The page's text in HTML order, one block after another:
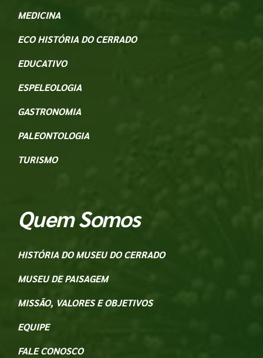
MEDICINA
ECO HISTÓRIA DO CERRADO
EDUCATIVO
ESPELEOLOGIA
GASTRONOMIA
PALEONTOLOGIA
TURISMO
Quem Somos
HISTÓRIA DO MUSEU DO CERRADO
MUSEU DE PAISAGEM
MISSÃO, VALORES E OBJETIVOS
EQUIPE
FALE CONOSCO